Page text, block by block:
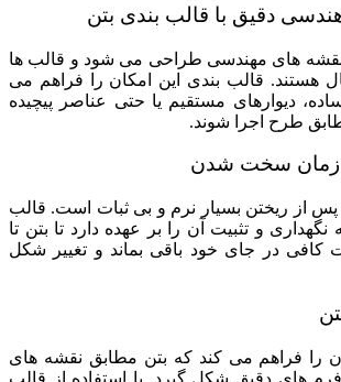
دقیق با قالب بندی بتن
های مهندسی طراحی می شود و قالب ها
هستند. قالب بندی این امکان را فراهم می
دیوارهای مستقیم یا حتی عناصر پیچیده
طرح اجرا شوند.
زمان سخت شدن
پس از ریختن بسیار نرم و بی ثبات است. قالب
و تثبیت آن را بر عهده دارد تا بتن تا
در جای خود باقی بماند و تغییر شکل
را فراهم می کند که بتن مطابق نقشه های
های دقیق شکل گیرد. با استفاده از قالب